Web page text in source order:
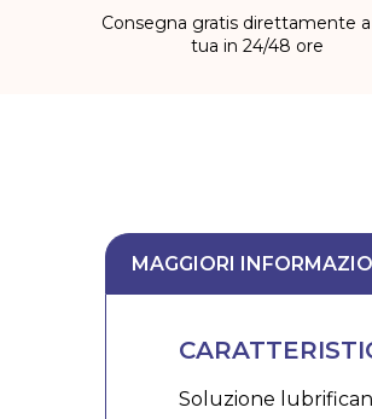
Consegna gratis direttamente a
tua in 24/48 ore
MAGGIORI
Soluzione